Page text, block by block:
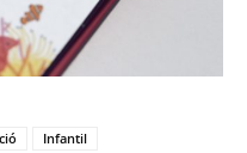
Infantil